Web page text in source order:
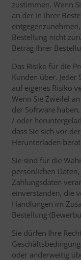
zustimmen. Wenn
an der in Ihrer
Bestellung nicht
Betrag Ihrer
Das Risiko für die
Kunden über.
auf eigenes Risiko
Wenn Sie Zweifel
der Software
/ oder
dass Sie sich vor
Herunterladen
Sie sind für die
persönlichen
Zahlungsdaten
einverstanden, die
Handlungen im
Bestellung
Sie dürfen Ihre
oder anderweitig